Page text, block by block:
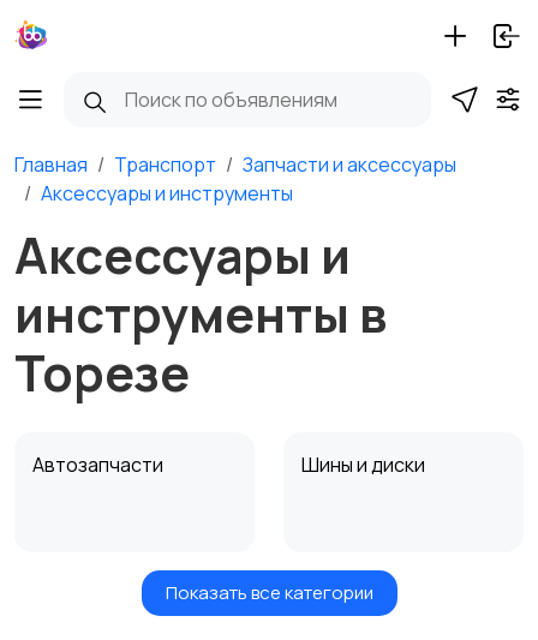
Главная Транспорт
Запчасти и аксессуары
Аксессуары и инструменты
Аксессуары и
инструменты в
Торезе
Автозапчасти Шины и диски
Масла и автохимия
Автоэлектроника и
Показать все категории